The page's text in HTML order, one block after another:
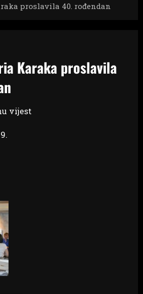
proslavila 40. rođendan
Karaka proslavila
vijest